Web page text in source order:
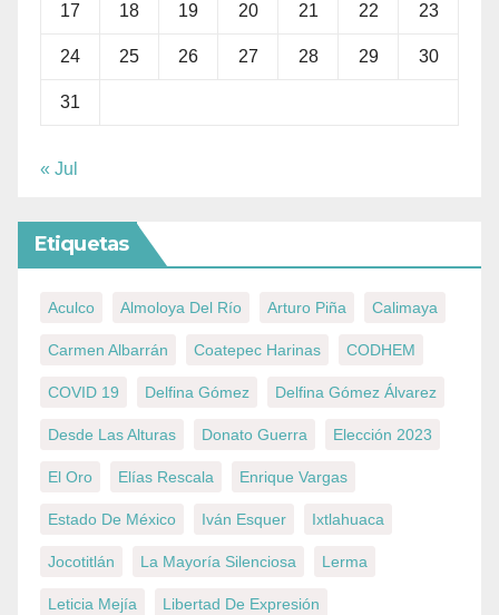
17 18 19 20 21 22 23
24 25 26 27 28 29 30
31
« Jul
Etiquetas
Aculco Almoloya Del Río Arturo Piña Calimaya
Carmen Albarrán Coatepec Harinas CODHEM
COVID 19 Delfina Gómez Delfina Gómez Álvarez
Desde Las Alturas Donato Guerra Elección 2023
El Oro Elías Rescala Enrique Vargas
Estado De México Iván Esquer Ixtlahuaca
Jocotitlán La Mayoría Silenciosa Lerma
Leticia Mejía Libertad De Expresión